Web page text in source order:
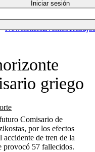
NewslettersEventosTrabajos
Iniciar sesión
griego
Comisario de
por los efectos
accidente de tren de la
provocó 57 fallecidos.